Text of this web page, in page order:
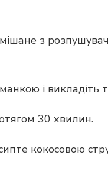
з
і викладіть
30 хвилин.
кокосовою